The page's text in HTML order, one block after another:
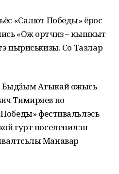
«Салют Победы» ёрос
«Ож ортчиз – кышкыт
пыриськизы. Со Тазлар
Быдӟым Атыкай ожысь
Тимиряев но
фестивальлэсь
гурт поселенилэн
Манавар